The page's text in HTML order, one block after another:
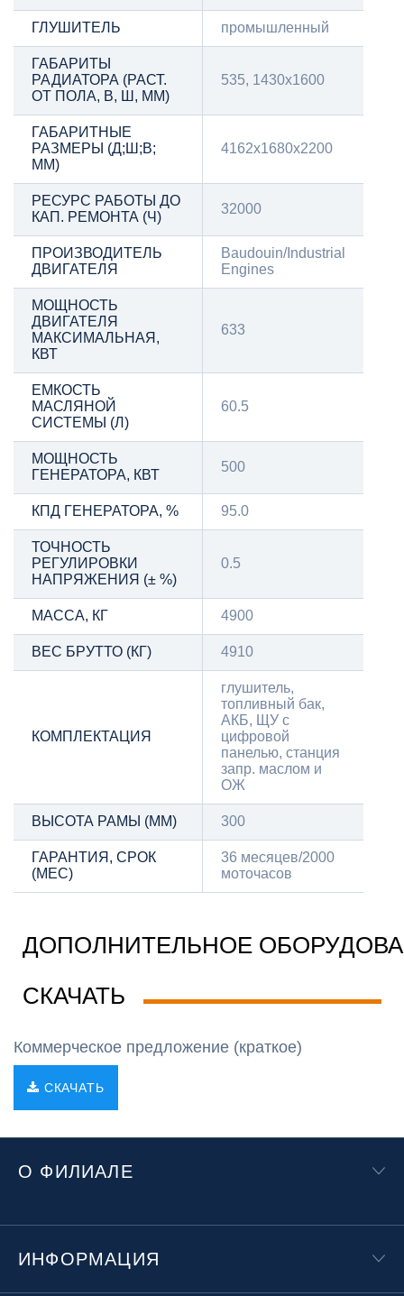
ГЛУШИТЕЛЬ промышленный
ГАБАРИТЫ
РАДИАТОРА (РАСТ.
ОТ ПОЛА, В, Ш, ММ)
535, 1430х1600
ГАБАРИТНЫЕ
РАЗМЕРЫ (Д;Ш;В;
ММ)
4162x1680x2200
РЕСУРС РАБОТЫ ДО
КАП. РЕМОНТА (Ч)
32000
ПРОИЗВОДИТЕЛЬ
ДВИГАТЕЛЯ
Baudouin/Industrial
Engines
МОЩНОСТЬ
ДВИГАТЕЛЯ
МАКСИМАЛЬНАЯ,
КВТ
633
ЕМКОСТЬ
МАСЛЯНОЙ
СИСТЕМЫ (Л)
60.5
МОЩНОСТЬ
ГЕНЕРАТОРА, КВТ
500
КПД ГЕНЕРАТОРА, % 95.0
ТОЧНОСТЬ
РЕГУЛИРОВКИ
НАПРЯЖЕНИЯ (± %)
0.5
МАССА, КГ 4900
ВЕС БРУТТО (КГ) 4910
КОМПЛЕКТАЦИЯ
глушитель,
топливный бак,
АКБ, ЩУ с
цифровой
панелью, станция
запр. маслом и
ОЖ
ВЫСОТА РАМЫ (ММ) 300
ГАРАНТИЯ, СРОК
(МЕС)
36 месяцев/2000
моточасов
ДОПОЛНИТЕЛЬНОЕ
СКАЧАТЬ
Коммерческое предложение (краткое)
СКАЧАТЬ
О ФИЛИАЛЕ
ИНФОРМАЦИЯ